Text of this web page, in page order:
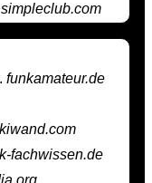
simpleclub.com
funkamateur.de
fachwissen.de